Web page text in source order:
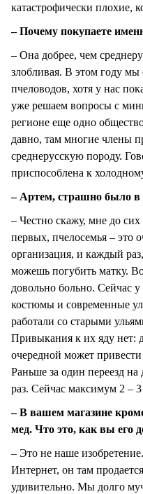
катастрофически плохие,
– Почему покупаете
– Она добрее, чем
злобливая. В этом году мы
пчеловодов, хотя у нас
уже решаем вопросы с
регионе еще одно
давно, там многие члены
среднерусскую породу.
приспособлена к
– Артем, страшно было в
– Честно скажу, мне до
первых, пчелосемья – это
организация, и каждый
можешь погубить матку.
довольно больно. Сейчас
костюмы и современные
работали со старыми
Привыкания к их яду нет:
очередной может
Раньше за один переезд на
раз. Сейчас максимум 2 – 3
– В вашем магазине
мед. Что это, как вы его
– Это не наше
Интернет, он там
удивительно. Мы долго